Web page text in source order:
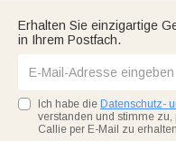
Erhalten Sie einzigartige
in Ihrem Postfach.
Ich habe die Datenschutz-
verstanden und stimme zu,
Callie per E-Mail zu